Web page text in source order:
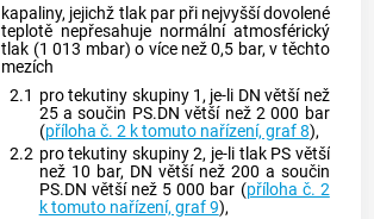
kapaliny, jejichž tlak par při nejvyšší dovolené
teplotě nepřesahuje normální atmosférický
tlak (1 013 mbar) o více než 0,5 bar, v těchto
mezích
2.1 pro tekutiny skupiny 1, je-li DN větší než
25 a součin PS.DN větší než 2 000 bar
(příloha č. 2 k tomuto nařízení, graf 8),
2.2 pro tekutiny skupiny 2, je-li tlak PS větší
než 10 bar, DN větší než 200 a součin
PS.DN větší než 5 000 bar (příloha č. 2
k tomuto nařízení, graf 9),